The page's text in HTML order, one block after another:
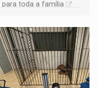
toda a família